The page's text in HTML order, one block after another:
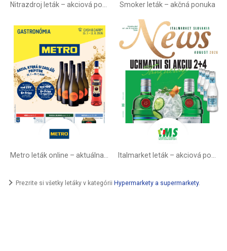
Smoker leták – akčná ponuka
Prezrite si všetky letáky v kategórii Hypermarkety a supermarkety.